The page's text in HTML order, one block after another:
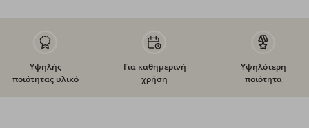
Υψηλής
ποιότητας υλικό
Για καθημερινή
χρήση
Υψηλότερη
ποιότητα